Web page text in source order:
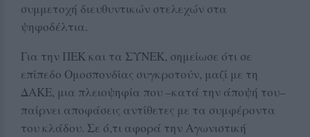
συμμετοχή διευθυντικών στελεχών στα
ψηφοδέλτια.
Για την ΠΕΚ και τα ΣΥΝΕΚ, σημείωσε ότι σε
επίπεδο Ομοσπονδίας συγκροτούν, μαζί με τη
ΔΑΚΕ, μια πλειοψηφία που –κατά την άποψή του–
παίρνει αποφάσεις αντίθετες με τα συμφέροντα
του κλάδου. Σε ό,τι αφορά την Αγωνιστική